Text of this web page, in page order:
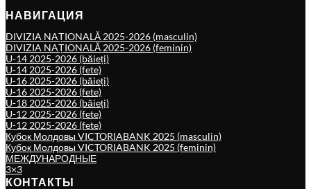
НАВИГАЦИЯ
DIVIZIA NAȚIONALĂ 2025-2026 (masculin)
DIVIZIA NAȚIONALĂ 2025-2026 (feminin)
U-14 2025-2026 (băieți)
U-14 2025-2026 (fete)
U-16 2025-2026 (băieți)
U-16 2025-2026 (fete)
U-18 2025-2026 (băieți)
U-12 2025-2026 (fete)
U-12 2025-2026 (fete)
Кубок Молдовы VICTORIABANK 2025 (masculin)
Кубок Молдовы VICTORIABANK 2025 (feminin)
МЕЖДУНАРОДНЫЕ
3×3
КОНТАКТЫ